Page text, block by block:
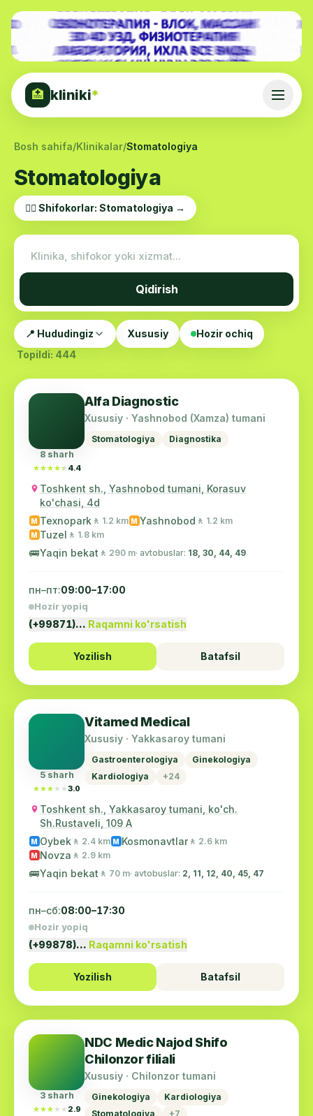
🏥 kliniki*
Bosh sahifa/Klinikalar/Stomatologiya
Stomatologiya
👨‍⚕️ Shifokorlar: Stomatologiya →
Qidirish
📍 Hududingiz Xususiy
Hozir ochiq
Topildi: 444
8 sharh
★★★★★
★★★★★ 4.4
Alfa Diagnostic
Xususiy · Yashnobod (Xamza) tumani
Stomatologiya Diagnostika
Toshkent sh., Yashnobod tumani, Korasuv
ko'chasi, 4d
M Texnopark 🚶 1.2 km M Yashnobod 🚶 1.2 km
M Tuzel 🚶 1.8 km
🚌Yaqin bekat 🚶 290 m· avtobuslar: 18, 30, 44, 49
пн–пт:09:00–17:00
Hozir yopiq
(+99871)… Raqamni ko'rsatish
Yozilish Batafsil
5 sharh
★★★★★
★★★★★3.0
Vitamed Medical
Xususiy · Yakkasaroy tumani
Gastroenterologiya
Ginekologiya
Kardiologiya
+24
Toshkent sh., Yakkasaroy tumani, ko'ch.
Sh.Rustaveli, 109 A
M Oybek 🚶 2.4 km M Kosmonavtlar 🚶 2.6 km
M Novza 🚶 2.9 km
🚌Yaqin bekat 🚶 70 m· avtobuslar: 2, 11, 12, 40, 45, 47
пн–сб:08:00–17:30
Hozir yopiq
(+99878)… Raqamni ko'rsatish
Yozilish Batafsil
3 sharh
★★★★★
★★★★★ 2.9
NDC Medic Najod Shifo
Chilonzor filiali
Xususiy · Chilonzor tumani
Ginekologiya
Kardiologiya
Stomatologiya
+7